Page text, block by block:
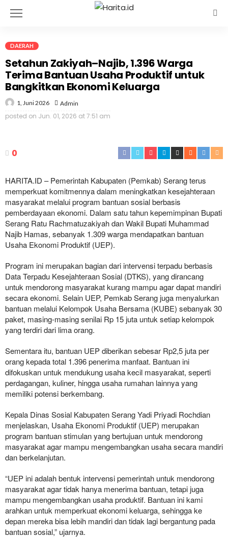
DAERAH
Setahun Zakiyah–Najib, 1.396 Warga
Terima Bantuan Usaha Produktif untuk
Bangkitkan Ekonomi Keluarga
1, Juni 2026 Admin
posted on Jun. 01, 2026 at 7:51 am
0
HARITA.ID – Pemerintah Kabupaten (Pemkab) Serang terus
memperkuat komitmennya dalam meningkatkan kesejahteraan
masyarakat melalui program bantuan sosial berbasis
pemberdayaan ekonomi. Dalam satu tahun kepemimpinan Bupati
Serang Ratu Rachmatuzakiyah dan Wakil Bupati Muhammad
Najib Hamas, sebanyak 1.309 warga mendapatkan bantuan
Usaha Ekonomi Produktif (UEP).
Program ini merupakan bagian dari intervensi terpadu berbasis
Data Terpadu Kesejahteraan Sosial (DTKS), yang dirancang
untuk mendorong masyarakat kurang mampu agar dapat mandiri
secara ekonomi. Selain UEP, Pemkab Serang juga menyalurkan
bantuan melalui Kelompok Usaha Bersama (KUBE) sebanyak 30
paket, masing-masing senilai Rp 15 juta untuk setiap kelompok
yang terdiri dari lima orang.
Sementara itu, bantuan UEP diberikan sebesar Rp2,5 juta per
orang kepada total 1.396 penerima manfaat. Bantuan ini
difokuskan untuk mendukung usaha kecil masyarakat, seperti
perdagangan, kuliner, hingga usaha rumahan lainnya yang
memiliki potensi berkembang.
Kepala Dinas Sosial Kabupaten Serang Yadi Priyadi Rochdian
menjelaskan, Usaha Ekonomi Produktif (UEP) merupakan
program bantuan stimulan yang bertujuan untuk mendorong
masyarakat agar mampu mengembangkan usaha secara mandiri
dan berkelanjutan.
“UEP ini adalah bentuk intervensi pemerintah untuk mendorong
masyarakat agar tidak hanya menerima bantuan, tetapi juga
mampu mengembangkan usaha produktif. Bantuan ini kami
arahkan untuk memperkuat ekonomi keluarga, sehingga ke
depan mereka bisa lebih mandiri dan tidak lagi bergantung pada
bantuan sosial,” ujarnya.